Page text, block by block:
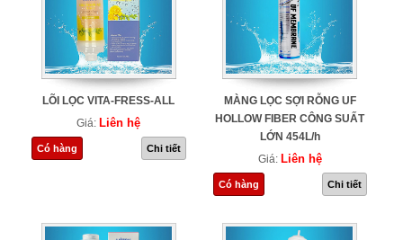
LÕI LỌC VITA-FRESS-ALL
Giá: Liên hệ
Có hàng Chi tiết
MÀNG LỌC SỢI RỖNG UF
HOLLOW FIBER CÔNG SUẤT
LỚN 454L/h
Giá: Liên hệ
Có hàng Chi tiết